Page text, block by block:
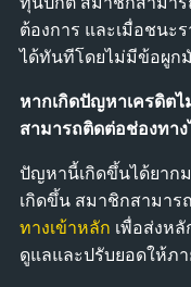
ต้องการ และเมื่อชนะ
ได้ทันทีโดยไม่มีข้อผูก
หากเกิดปัญหาเครดิตไ
สามารถติดต่อช่องทา
ปัญหานี้เกิดขึ้นได้ยาก
เกิดขึ้น สมาชิกสามาร
ทางเข้าหลัก เพื่อส่งห
ดูแลและปรับยอดให้ภา